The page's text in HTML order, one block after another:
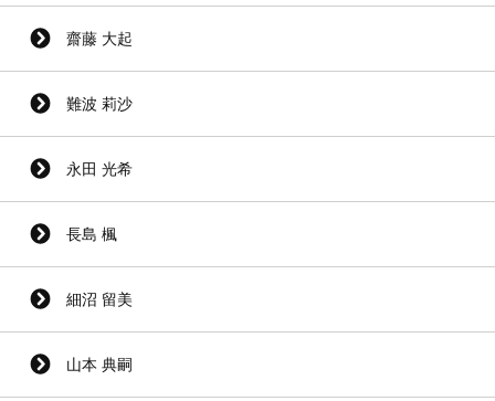
齋藤 大起
難波 莉沙
永田 光希
長島 楓
細沼 留美
山本 典嗣